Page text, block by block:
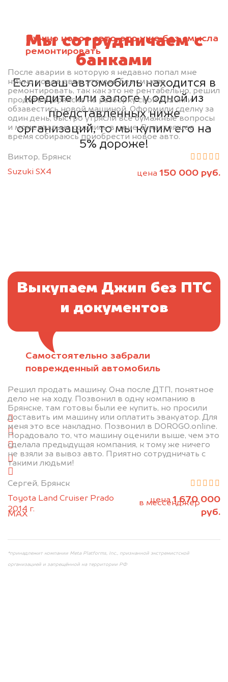
Нужно новое авто, это уже без смысла
ремонтировать
После аварии в которую я недавно попал мне
нужно новое авто, это уже без смысла
ремонтировать, так как это не рентабельно, решил
продать в Брянске на разборку свой Suzuki и
обзавестись новой машиной. Оформили сделку за
один день, быстро утрясли все бумажные вопросы
и моментально сошлись в цене. В настоящее
время собираюсь приобрести новое авто.
Виктор, Брянск
Suzuki SX4
цена 150 000 руб.
Самостоятельно забрали
поврежденный автомобиль
Решил продать машину. Она после ДТП, понятное
дело не на ходу. Позвонил в одну компанию в
Брянске, там готовы были ее купить, но просили
доставить им машину или оплатить эвакуатор. Для
меня это все накладно. Позвонил в DOROGO.online.
Порадовало то, что машину оценили выше, чем это
сделала предыдущая компания, к тому же ничего
не взяли за вывоз авто. Приятно сотрудничать с
такими людьми!
Сергей, Брянск
Toyota Land Cruiser Prado
2014 г.
цена1 670 000
руб.
Мы сотрудничаем с
банками
Если ваш автомобиль находится в
кредите или залоге у одной из
представленных ниже
организаций, то мы купим его на
5% дороже!
Выкупаем Джип без ПТС
и документов
Отправьте фотографии автомобиля — через
1. Сфотографируйте машину:
спереди
сзади
слева
+79584983298 по WhatsApp*, в мессенджер
MAX
*принадлежит компании Meta Platforms, Inc., признанной экстремистской
организацией и запрещённой на территории РФ